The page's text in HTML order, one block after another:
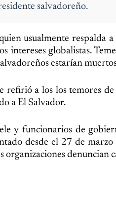
salvadoreño.
usualmente respalda
intereses globalistas.
estarían
refirió a los los temores
a El Salvador.
y funcionarios de
desde el 27 de
organizaciones denuncian